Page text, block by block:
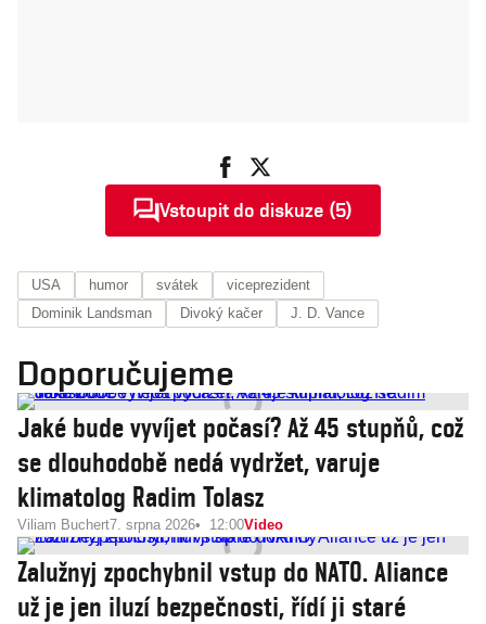
Vstoupit do diskuze (5)
USA humor svátek
viceprezident
Dominik Landsman
Divoký kačer J. D. Vance
Doporučujeme
Jaké bude vyvíjet počasí? Až 45 stupňů, což
se dlouhodobě nedá vydržet, varuje
klimatolog Radim Tolasz
Viliam Buchert7. srpna 2026 12:00Video
Zalužnyj zpochybnil vstup do NATO. Aliance
už je jen iluzí bezpečnosti, řídí ji staré